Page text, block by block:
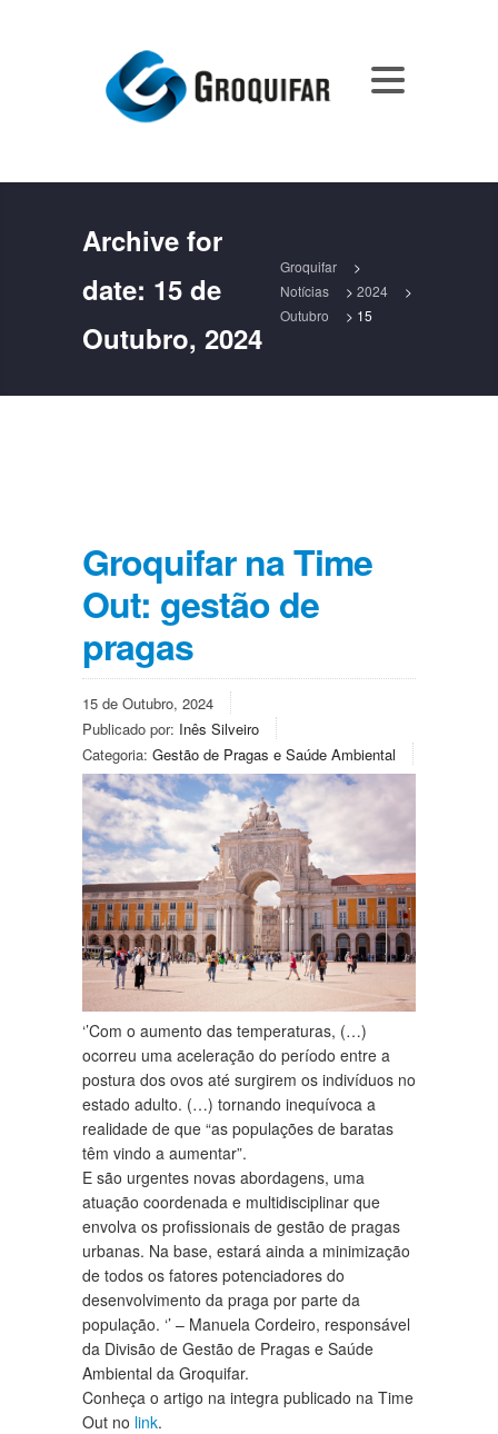
Archive for
date: 15 de
Outubro, 2024
Groquifar
>
Notícias
> 2024
>
Outubro
> 15
Groquifar na Time
Out: gestão de
pragas
15 de Outubro, 2024
Publicado por: Inês Silveiro
Categoria: Gestão de Pragas e Saúde Ambiental
‘’Com o aumento das temperaturas, (…)
ocorreu uma aceleração do período entre a
postura dos ovos até surgirem os indivíduos no
estado adulto. (…) tornando inequívoca a
realidade de que “as populações de baratas
têm vindo a aumentar”.
E são urgentes novas abordagens, uma
atuação coordenada e multidisciplinar que
envolva os profissionais de gestão de pragas
urbanas. Na base, estará ainda a minimização
de todos os fatores potenciadores do
desenvolvimento da praga por parte da
população. ‘’ – Manuela Cordeiro, responsável
da Divisão de Gestão de Pragas e Saúde
Ambiental da Groquifar.
Conheça o artigo na integra publicado na Time
Out no link.